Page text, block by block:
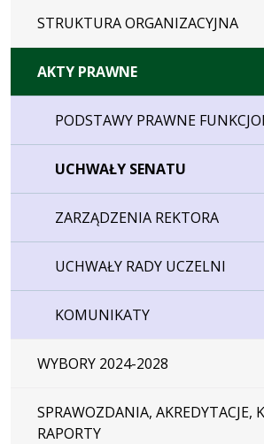
STRUKTURA ORGANIZACYJNA
AKTY PRAWNE
PODSTAWY PRAWNE
UCHWAŁY SENATU
ZARZĄDZENIA REKTORA
UCHWAŁY RADY UCZELNI
KOMUNIKATY
WYBORY 2024-2028
SPRAWOZDANIA, AKREDYTACJE,
RAPORTY